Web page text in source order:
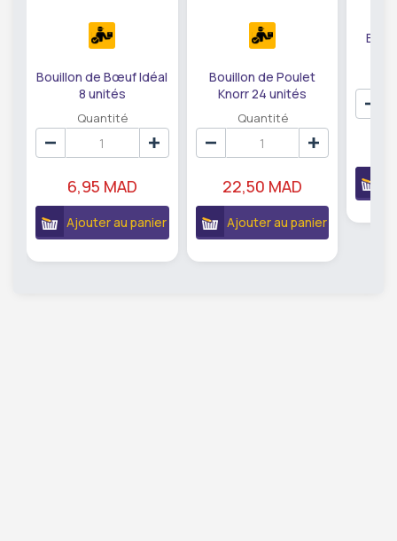
Bouillon de Bœuf Idéal
8 unités
Quantité
6,95 MAD
Ajouter au panier
Bouillon de Poulet
Knorr 24 unités
Quantité
22,50 MAD
Ajouter au panier